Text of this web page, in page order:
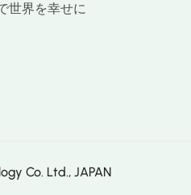
世界を幸せに
Co. Ltd., JAPAN